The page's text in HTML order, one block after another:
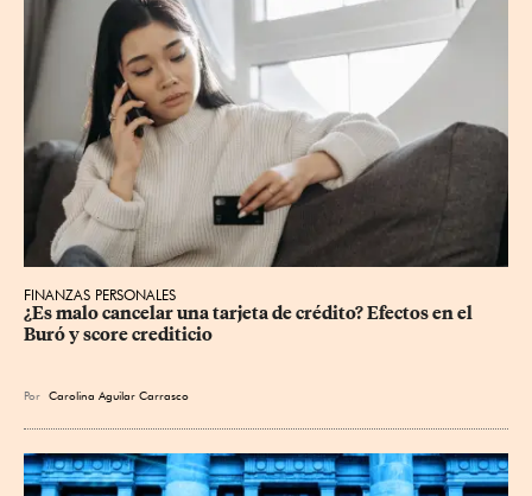
FINANZAS PERSONALES
¿Es malo cancelar una tarjeta de crédito? Efectos en el
Buró y score crediticio
Por Carolina Aguilar Carrasco